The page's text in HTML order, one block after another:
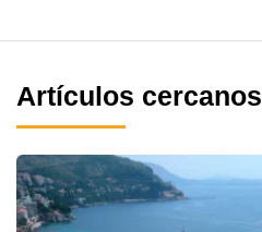
Artículos cercanos